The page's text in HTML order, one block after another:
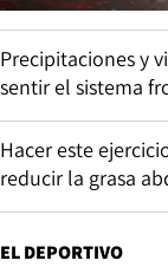
Precipitaciones y
sentir el sistema
Hacer este
reducir la grasa
EL DEPORTIVO